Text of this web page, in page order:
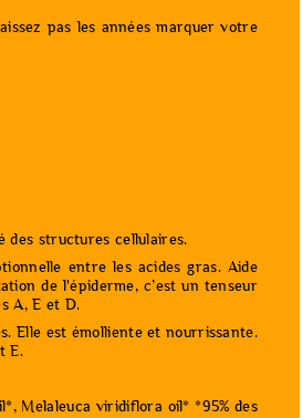
pas les années marquer votre
des structures cellulaires.
entre les acides gras. Aide
de l'épiderme, c’est un tenseur
A, E et D.
Elle est émolliente et nourrissante.
E.
Melaleuca viridiflora oil* *95% des